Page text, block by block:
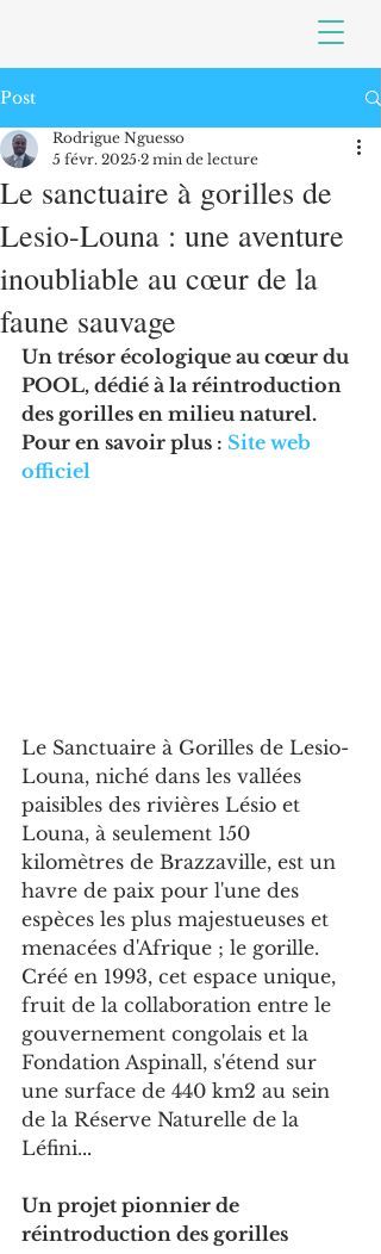
Post
Le sanctuaire à gorilles de
Lesio-Louna : une aventure
inoubliable au cœur de la
faune sauvage
Rodrigue Nguesso
5 févr. 2025 2 min de lecture
Un trésor écologique au cœur du
POOL, dédié à la réintroduction
des gorilles en milieu naturel.
Pour en savoir plus : Site web
officiel
Le Sanctuaire à Gorilles de Lesio-
Louna, niché dans les vallées
paisibles des rivières Lésio et
Louna, à seulement 150
kilomètres de Brazzaville, est un
havre de paix pour l'une des
espèces les plus majestueuses et
menacées d'Afrique ; le gorille.
Créé en 1993, cet espace unique,
fruit de la collaboration entre le
gouvernement congolais et la
Fondation Aspinall, s'étend sur
une surface de 440 km2 au sein
de la Réserve Naturelle de la
Léfini...
Un projet pionnier de
réintroduction des gorilles